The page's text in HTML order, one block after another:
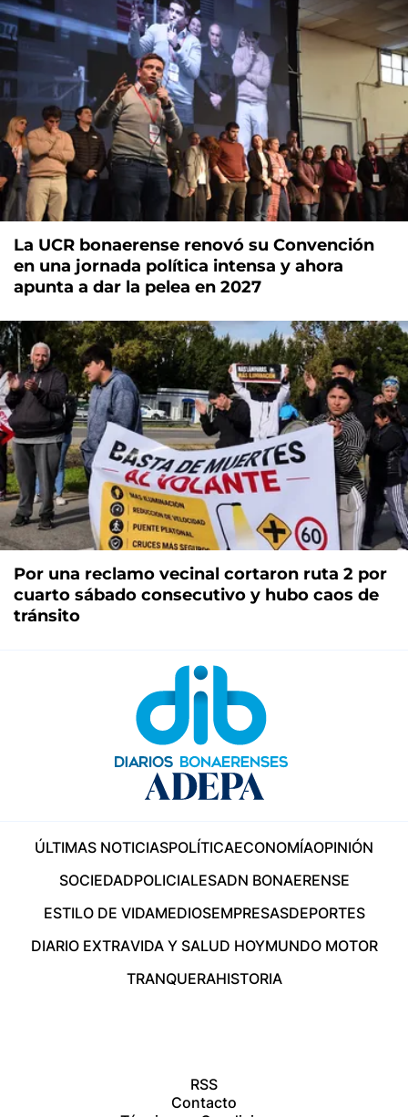
La UCR bonaerense renovó su Convención
en una jornada política intensa y ahora
apunta a dar la pelea en 2027
Por una reclamo vecinal cortaron ruta 2 por
cuarto sábado consecutivo y hubo caos de
tránsito
ÚLTIMAS NOTICIASPOLÍTICAECONOMÍAOPINIÓN
SOCIEDADPOLICIALESADN BONAERENSE
ESTILO DE VIDAMEDIOSEMPRESASDEPORTES
DIARIO EXTRAVIDA Y SALUD HOYMUNDO MOTOR
TRANQUERAHISTORIA
RSS
Contacto